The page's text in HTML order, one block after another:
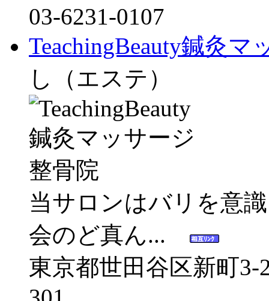
03-6231-0107
TeachingBeauty鍼灸マ
し（エステ）
当サロンはバリを意
会のど真ん...
東京都世田谷区新町